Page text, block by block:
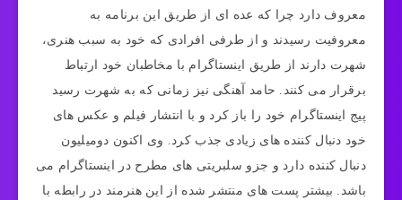
معروف دارد چرا که عده ای از طریق این برنامه به
معروفیت رسیدند و از طرفی افرادی که خود به سبب هنری،
شهرت دارند از طریق اینستاگرام با مخاطبان خود ارتباط
برقرار می کنند. حامد آهنگی نیز زمانی که به شهرت رسید
پیج اینستاگرام خود را باز کرد و با انتشار فیلم و عکس های
خود دنبال کننده های زیادی جذب کرد. وی اکنون دومیلیون
دنبال کننده دارد و جزو سلبریتی های مطرح در اینستاگرام می
باشد. بیشتر پست های منتشر شده از این هنرمند در رابطه با